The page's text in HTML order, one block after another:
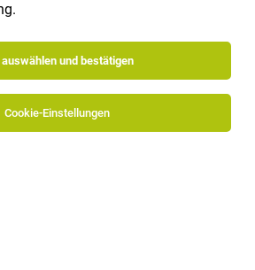
.
und bestätigen
Cookie-Einstellungen